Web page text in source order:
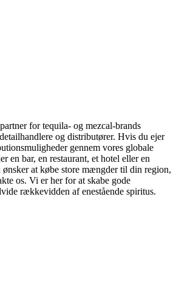
for tequila- og mezcal-brands
og distributører. Hvis du ejer
gennem vores globale
en bar, en restaurant, et hotel eller en
at købe store mængder til din region,
os. Vi er her for at skabe gode
rækkevidden af enestående spiritus.